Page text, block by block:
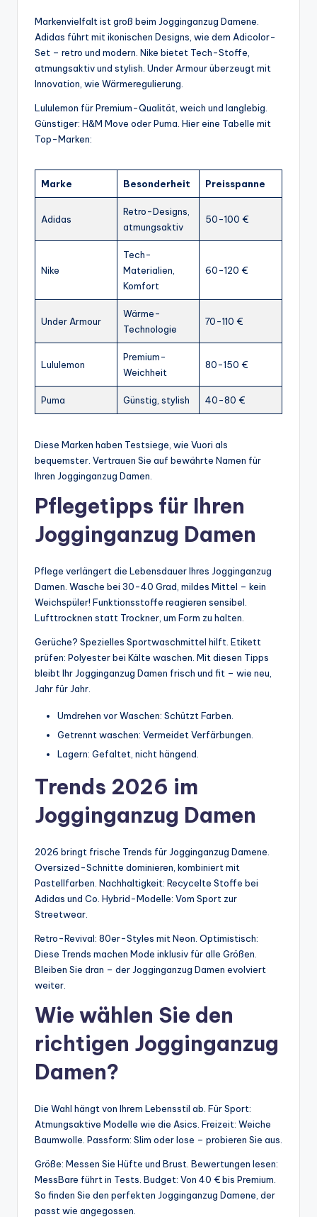
Markenvielfalt ist groß beim Jogginganzug Damene.
Adidas führt mit ikonischen Designs, wie dem Adicolor-
Set – retro und modern. Nike bietet Tech-Stoffe,
atmungsaktiv und stylish. Under Armour überzeugt mit
Innovation, wie Wärmeregulierung.
Lululemon für Premium-Qualität, weich und langlebig.
Günstiger: H&M Move oder Puma. Hier eine Tabelle mit
Top-Marken:
Marke Besonderheit Preisspanne
Adidas
Retro-Designs,
atmungsaktiv
50-100 €
Nike
Tech-
Materialien,
Komfort
60-120 €
Under Armour
Wärme-
Technologie
70-110 €
Lululemon
Premium-
Weichheit
80-150 €
Puma Günstig, stylish 40-80 €
Diese Marken haben Testsiege, wie Vuori als
bequemster. Vertrauen Sie auf bewährte Namen für
Ihren Jogginganzug Damen.
Pflegetipps für Ihren
Jogginganzug Damen
Pflege verlängert die Lebensdauer Ihres Jogginganzug
Damen. Wasche bei 30-40 Grad, mildes Mittel – kein
Weichspüler! Funktionsstoffe reagieren sensibel.
Lufttrocknen statt Trockner, um Form zu halten.
Gerüche? Spezielles Sportwaschmittel hilft. Etikett
prüfen: Polyester bei Kälte waschen. Mit diesen Tipps
bleibt Ihr Jogginganzug Damen frisch und fit – wie neu,
Jahr für Jahr.
Umdrehen vor Waschen: Schützt Farben.
Getrennt waschen: Vermeidet Verfärbungen.
Lagern: Gefaltet, nicht hängend.
Trends 2026 im
Jogginganzug Damen
2026 bringt frische Trends für Jogginganzug Damene.
Oversized-Schnitte dominieren, kombiniert mit
Pastellfarben. Nachhaltigkeit: Recycelte Stoffe bei
Adidas und Co. Hybrid-Modelle: Vom Sport zur
Streetwear.
Retro-Revival: 80er-Styles mit Neon. Optimistisch:
Diese Trends machen Mode inklusiv für alle Größen.
Bleiben Sie dran – der Jogginganzug Damen evolviert
weiter.
Wie wählen Sie den
richtigen Jogginganzug
Damen?
Die Wahl hängt von Ihrem Lebensstil ab. Für Sport:
Atmungsaktive Modelle wie die Asics. Freizeit: Weiche
Baumwolle. Passform: Slim oder lose – probieren Sie aus.
Größe: Messen Sie Hüfte und Brust. Bewertungen lesen:
MessBare führt in Tests. Budget: Von 40 € bis Premium.
So finden Sie den perfekten Jogginganzug Damene, der
passt wie angegossen.